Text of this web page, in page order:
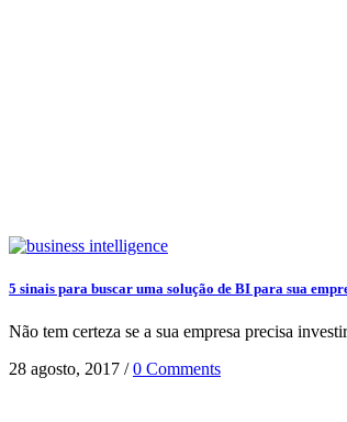
5 sinais para buscar uma solução de BI para sua
Não tem certeza se a sua empresa precisa
28 agosto, 2017 /0 Comments